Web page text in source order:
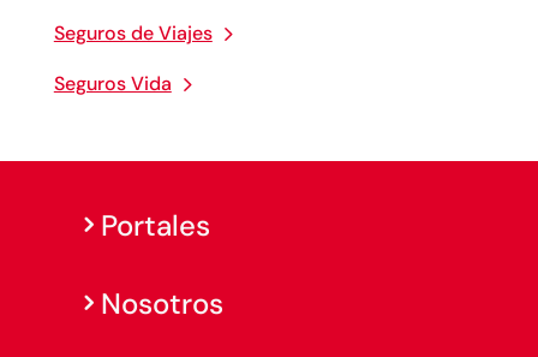
Seguros de Viajes
Seguros Vida
Portales
Nosotros